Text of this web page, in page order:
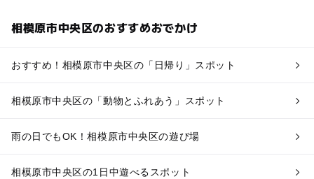
相模原市中央区のおすすめおでかけ
おすすめ！相模原市中央区の「日帰り」スポット
相模原市中央区の「動物とふれあう」スポット
雨の日でもOK！相模原市中央区の遊び場
相模原市中央区の1日中遊べるスポット